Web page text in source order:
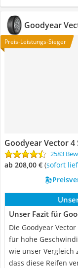
Goodyear
Preis-Leistungs-Sieger
Goodyear Vector 4
2583
ab 208,00 € ( Sofort
Unser Fazit für
Die Goodyear
für hohe
wie unser Vergleich
dass diese Reifen